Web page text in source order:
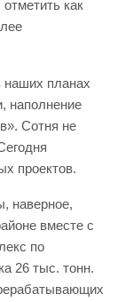
как
наших планах
наполнение
Сотня не
проектов.
наверное,
вместе с
по
26 тыс. тонн.